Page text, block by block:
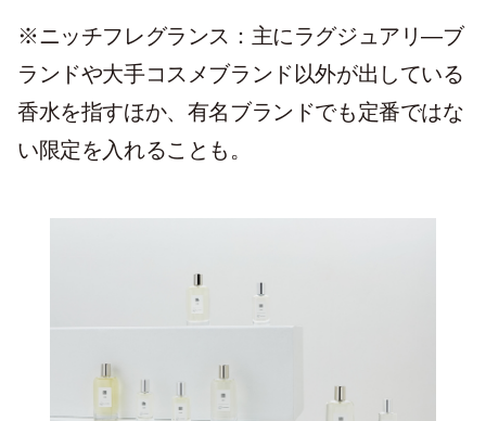
※ニッチフレグランス：主にラグジュアリ―ブ
ランドや大手コスメブランド以外が出している
香水を指すほか、有名ブランドでも定番ではな
い限定を入れることも。